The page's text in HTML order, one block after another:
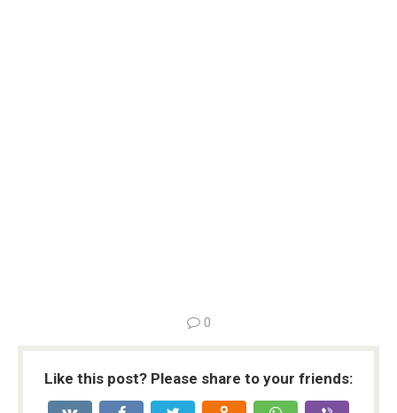
0
Like this post? Please share to your friends: